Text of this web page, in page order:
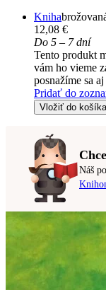
Kniha
12,08 €
Do 5 – 7 dní
Tento produkt
vám ho vieme
posnažíme sa
Pridať do
Vložiť do košíka
Náš